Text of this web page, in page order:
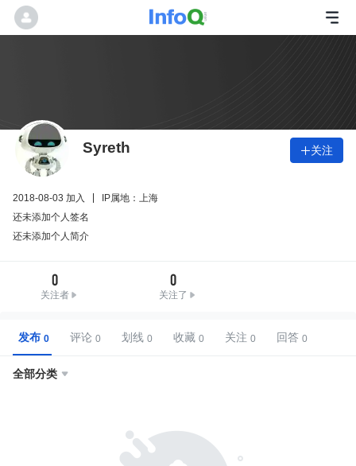
Syreth 关注
2018-08-03 加入
IP属地：上海
还未添加个人签名
还未添加个人简介
0
关注者
0
关注了
发布 评论 划线 收藏 关注 回答
全部分类 